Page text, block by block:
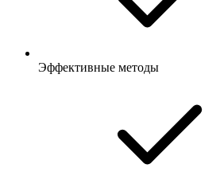
Эффективные методы